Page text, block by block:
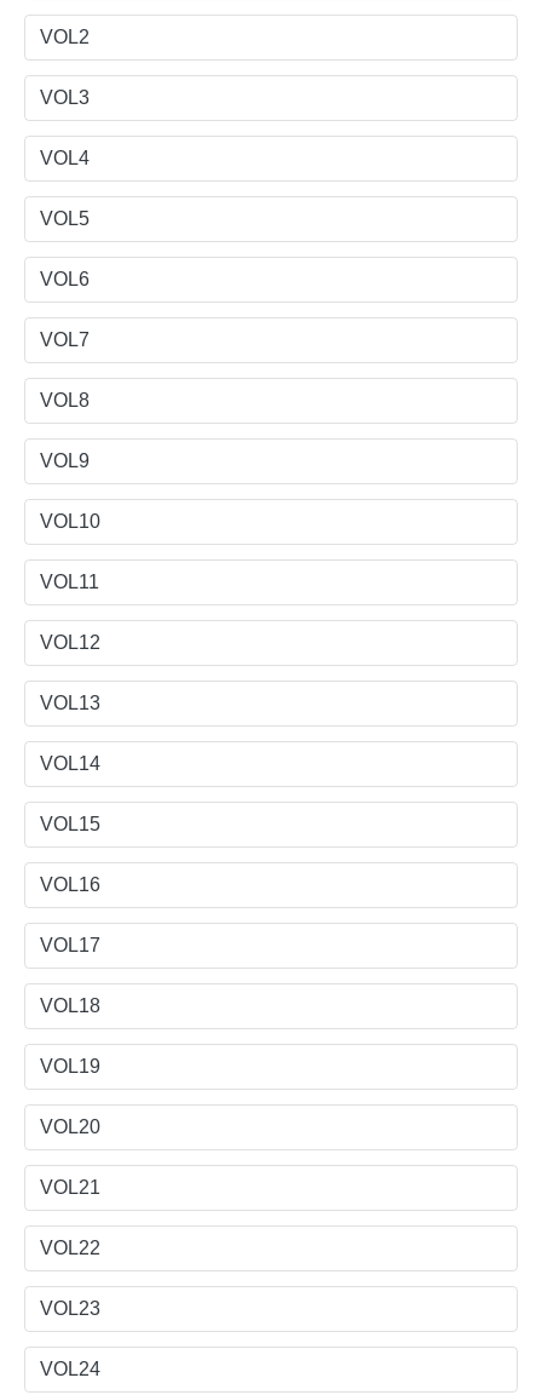
VOL2
VOL3
VOL4
VOL5
VOL6
VOL7
VOL8
VOL9
VOL10
VOL11
VOL12
VOL13
VOL14
VOL15
VOL16
VOL17
VOL18
VOL19
VOL20
VOL21
VOL22
VOL23
VOL24